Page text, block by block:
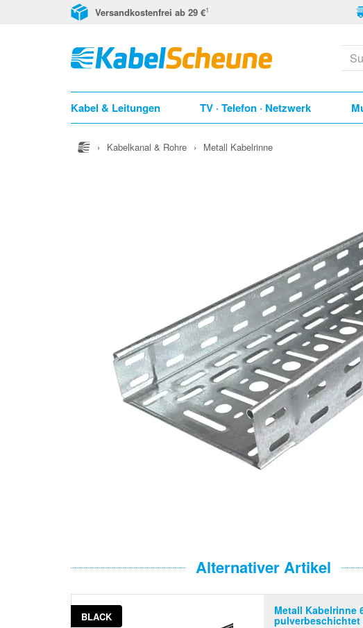
Versandkostenfrei ab 29 €1
Kabel & Leitungen TV · Telefon · Netzwerk
› Kabelkanal & Rohre › Metall Kabelrinne
Alternativer Artikel
BLACK Metall Kabelrinne
pulverbeschichtet